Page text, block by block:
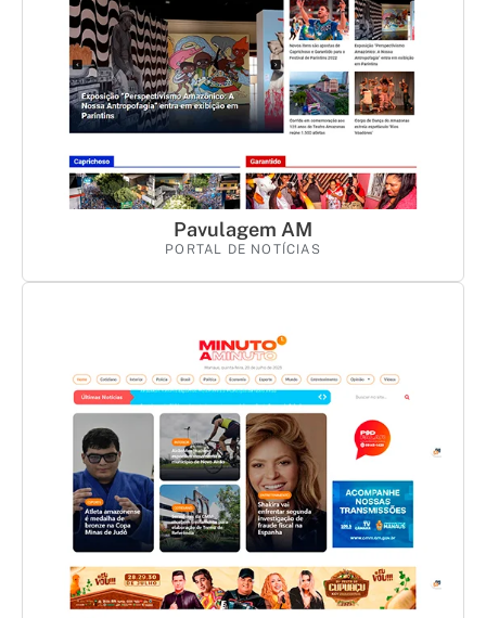
Pavulagem AM
PORTAL DE NOTÍCIAS